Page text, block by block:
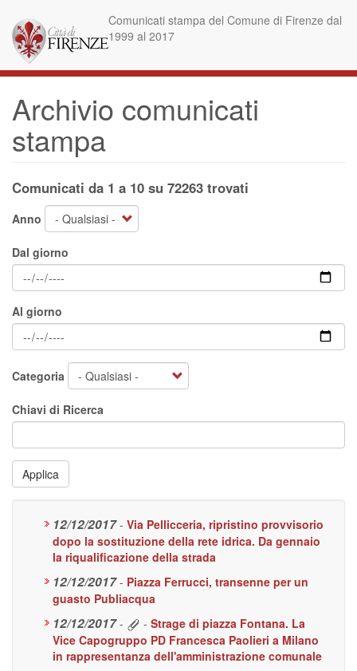
contenuto
principale
Comunicati stampa del Comune di Firenze dal
1999 al 2017
Archivio comunicati
stampa
Comunicati da 1 a 10 su 72263 trovati
Anno
Dal giorno
Al giorno
Categoria
Chiavi di Ricerca
Applica
12/12/2017 - Via Pellicceria, ripristino provvisorio
dopo la sostituzione della rete idrica. Da gennaio
la riqualificazione della strada
12/12/2017 - Piazza Ferrucci, transenne per un
guasto Publiacqua
12/12/2017 - - Strage di piazza Fontana. La
Vice Capogruppo PD Francesca Paolieri a Milano
in rappresentanza dell'amministrazione comunale